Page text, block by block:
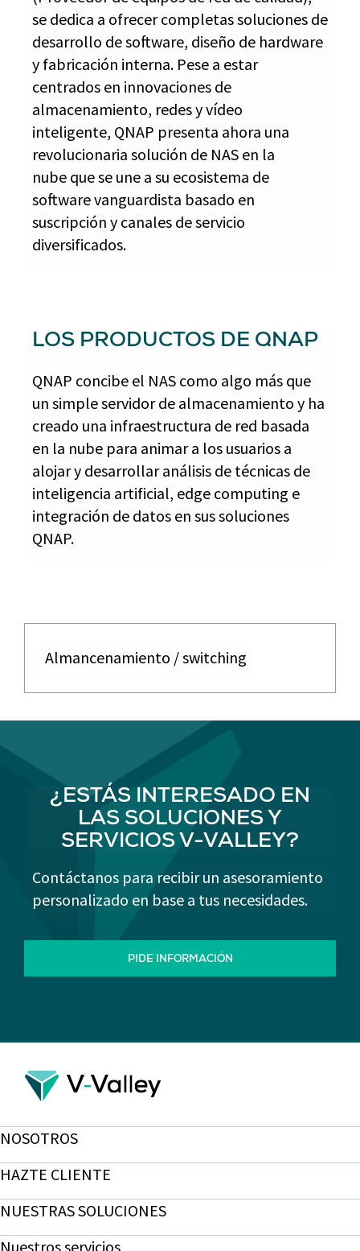
se dedica a ofrecer completas soluciones de
desarrollo de software, diseño de hardware
y fabricación interna. Pese a estar
centrados en innovaciones de
almacenamiento, redes y vídeo
inteligente, QNAP presenta ahora una
revolucionaria solución de NAS en la
nube que se une a su ecosistema de
software vanguardista basado en
suscripción y canales de servicio
diversificados.
LOS PRODUCTOS DE QNAP
QNAP concibe el NAS como algo más que
un simple servidor de almacenamiento y ha
creado una infraestructura de red basada
en la nube para animar a los usuarios a
alojar y desarrollar análisis de técnicas de
inteligencia artificial, edge computing e
integración de datos en sus soluciones
QNAP.
Almancenamiento / switching
¿ESTÁS INTERESADO EN
LAS SOLUCIONES Y
SERVICIOS V-VALLEY?
Contáctanos para recibir un asesoramiento
personalizado en base a tus necesidades.
PIDE INFORMACIÓN
NOSOTROS
HAZTE CLIENTE
NUESTRAS SOLUCIONES
Nuestros servicios